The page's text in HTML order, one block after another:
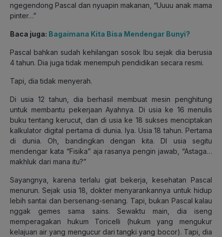
ngegendong Pascal dan nyuapin makanan, “Uuuu anak mama
pinter…”
Baca juga: Bagaimana Kita Bisa Mendengar Bunyi?
Pascal bahkan sudah kehilangan sosok Ibu sejak dia berusia
4 tahun. Dia juga tidak menempuh pendidikan secara resmi.
Tapi, dia tidak menyerah.
Di usia 12 tahun, dia berhasil membuat mesin penghitung
untuk membantu pekerjaan Ayahnya. Di usia ke 16 menulis
buku tentang kerucut, dan di usia ke 18 sukses menciptakan
kalkulator digital pertama di dunia. Iya. Usia 18 tahun. Pertama
di dunia. Oh, bandingkan dengan kita. DI usia segitu
mendengar kata “Fisika” aja rasanya pengin jawab, “Astaga…
makhluk dari mana itu?”
Sayangnya, karena terlalu giat bekerja, kesehatan Pascal
menurun. Sejak usia 18, dokter menyarankannya untuk hidup
lebih santai dan bersenang-senang. Tapi, bukan Pascal kalau
nggak gemes sama sains. Sewaktu main, dia iseng
memperagakan hukum Toricelli (hukum yang mengukur
kelajuan air yang mengucur dari tangki yang bocor). Tapi, dia